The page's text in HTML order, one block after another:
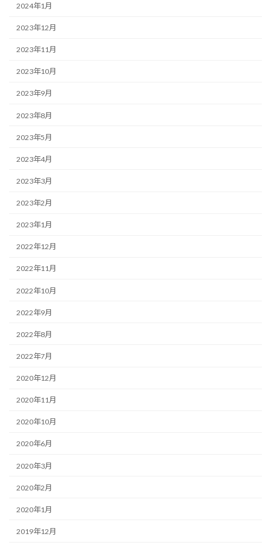
2024年1月
2023年12月
2023年11月
2023年10月
2023年9月
2023年8月
2023年5月
2023年4月
2023年3月
2023年2月
2023年1月
2022年12月
2022年11月
2022年10月
2022年9月
2022年8月
2022年7月
2020年12月
2020年11月
2020年10月
2020年6月
2020年3月
2020年2月
2020年1月
2019年12月